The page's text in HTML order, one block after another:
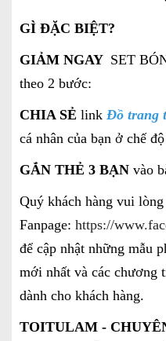
GÌ ĐẶC BIỆT?
GIẢM NGAY SET
theo 2 bước:
CHIA SẺ link Đồ trang
cá nhân của bạn ở chế
GẮN THẺ 3 BẠN vào
Quý khách hàng vui
Fanpage: https://
để cập nhật những mẫu
mới nhất và các chương
dành cho khách hàng.
TOITULAM -